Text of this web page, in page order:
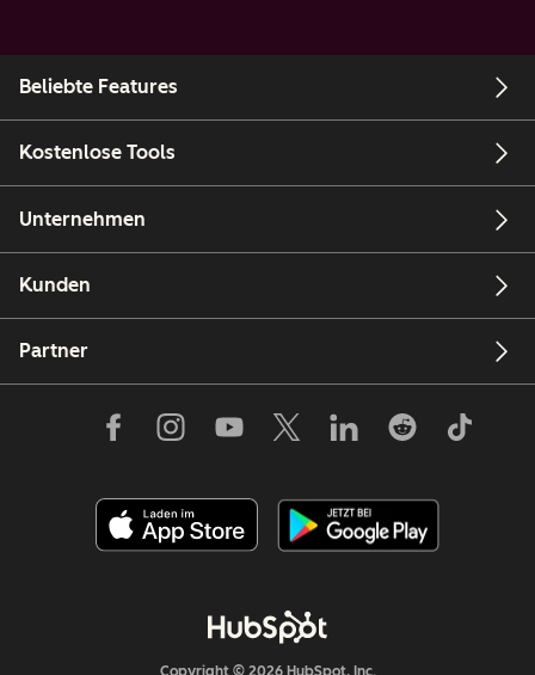
Beliebte Features
Kostenlose Tools
Unternehmen
Kunden
Partner